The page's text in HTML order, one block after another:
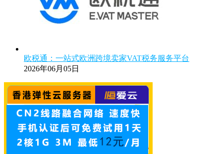
欧税通：一站式欧洲跨境卖家VAT税务服务平台
2026年06月05日